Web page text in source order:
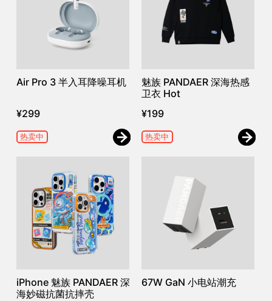
Air Pro 3 半入耳降噪耳机
¥299
热卖中
魅族 PANDAER 深海热感
卫衣 Hot
¥199
热卖中
iPhone 魅族 PANDAER 深
海妙磁抗菌抗摔壳
67W GaN 小电站潮充